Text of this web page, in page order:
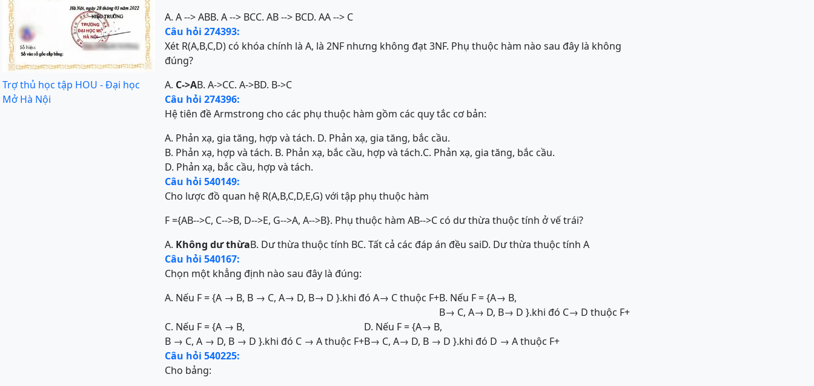
Trợ thủ học tập HOU - Đại học
Mở Hà Nội
A. A --> ABB. A --> BCC. AB --> BCD. AA --> C
Câu hỏi 274393:
Xét R(A,B,C,D) có khóa chính là A, là 2NF nhưng không đạt 3NF. Phụ thuộc hàm nào sau đây là không
đúng?
A. C->AB. A->CC. A->BD. B->C
Câu hỏi 274396:
Hệ tiên đề Armstrong cho các phụ thuộc hàm gồm các quy tắc cơ bản:
A. Phản xạ, gia tăng, hợp và tách. D. Phản xạ, gia tăng, bắc cầu.
B. Phản xạ, hợp và tách. B. Phản xạ, bắc cầu, hợp và tách.C. Phản xạ, gia tăng, bắc cầu.
D. Phản xạ, bắc cầu, hợp và tách.
Câu hỏi 540149:
Cho lược đồ quan hệ R(A,B,C,D,E,G) với tập phụ thuộc hàm
F ={AB-->C, C-->B, D-->E, G-->A, A-->B}. Phụ thuộc hàm AB-->C có dư thừa thuộc tính ở vế trái?
A. Không dư thừaB. Dư thừa thuộc tính BC. Tất cả các đáp án đều saiD. Dư thừa thuộc tính A
Câu hỏi 540167:
Chọn một khẳng định nào sau đây là đúng:
A. Nếu F = {A → B, B → C, A→ D, B→ D }.khi đó A→ C thuộc F+B. Nếu F = {A→ B,
B→ C, A→ D, B→ D }.khi đó C→ D thuộc F+
C. Nếu F = {A → B,
B → C, A → D, B → D }.khi đó C → A thuộc F+
D. Nếu F = {A→ B,
B→ C, A→ D, B → D }.khi đó D → A thuộc F+
Câu hỏi 540225:
Cho bảng: